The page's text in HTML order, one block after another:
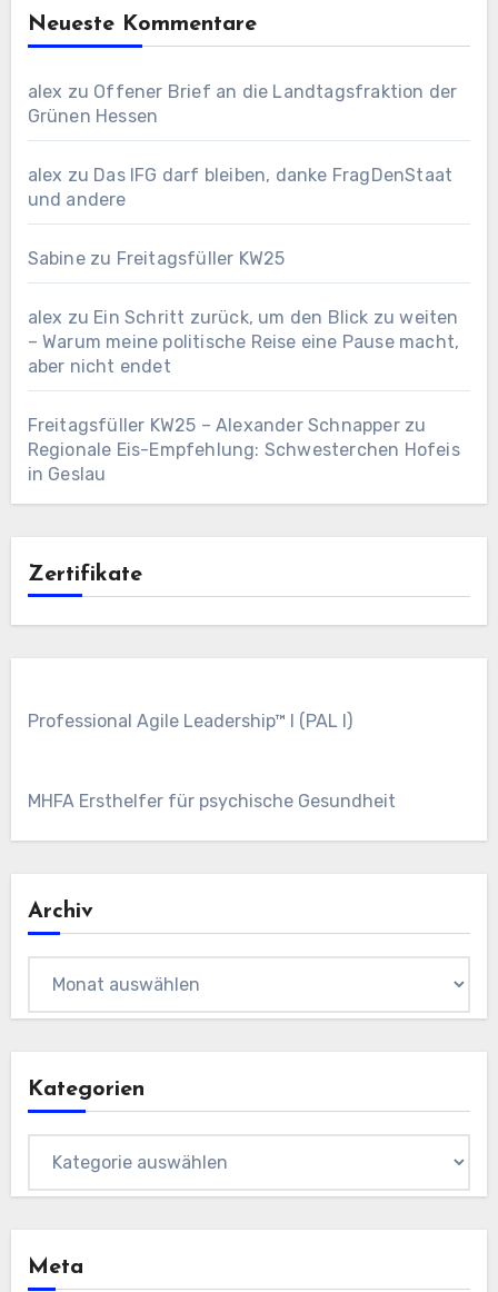
Neueste Kommentare
alex zu Offener Brief an die Landtagsfraktion der
Grünen Hessen
alex zu Das IFG darf bleiben, danke FragDenStaat
und andere
Sabinezu Freitagsfüller KW25
alex zu Ein Schritt zurück, um den Blick zu weiten
– Warum meine politische Reise eine Pause macht,
aber nicht endet
Freitagsfüller KW25 – Alexander Schnapperzu
Regionale Eis-Empfehlung: Schwesterchen Hofeis
in Geslau
Zertifikate
Professional Agile Leadership™ I (PAL I)
MHFA Ersthelfer für psychische Gesundheit
Archiv
Kategorien
Meta